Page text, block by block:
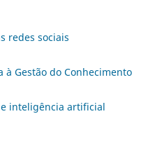
redes sociais
Gestão do Conhecimento
inteligência artificial